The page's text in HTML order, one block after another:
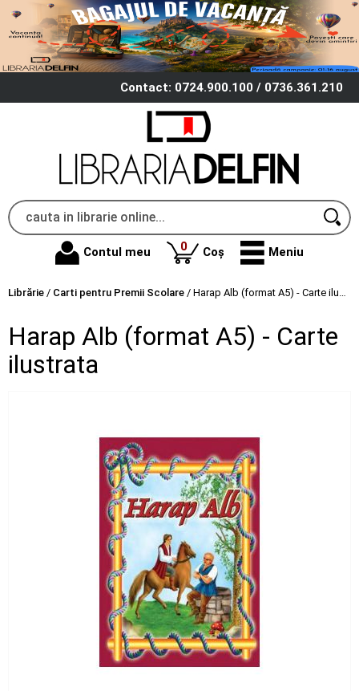
Contact: 0724.900.100 / 0736.361.210
Contul meu 0produse
Coș Meniu
Librărie / Carti pentru Premii Scolare / Harap Alb (format A5) - Carte ilustrata
Harap Alb (format A5) - Carte
ilustrata